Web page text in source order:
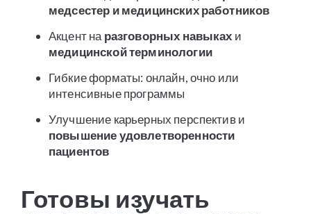
медсестер и медицинских работников
Акцент наразговорных навыках и
медицинской терминологии
Гибкие форматы: онлайн, очно или
интенсивные программы
Улучшение карьерных перспектив и
повышение удовлетворенности
пациентов
Готовы изучать